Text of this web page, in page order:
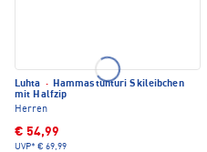
Luhta · Hammastunturi Skileibchen
mit Halfzip
Herren
€ 54,99
UVP* € 69,99